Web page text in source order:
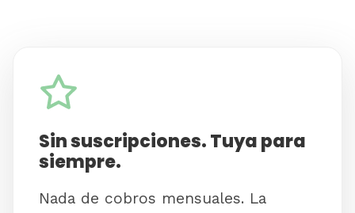
Sin suscripciones. Tuya para
siempre.
Nada de cobros mensuales. La